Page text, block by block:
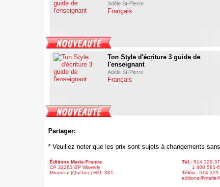
Adèle St-Pierre
Français
Ton Style d'écriture 3 guide de
l'enseignant
Adèle St-Pierre
Français
Partager:
* Veuillez noter que les prix sont sujets à changements
Éditions Marie-France
CP 32263 BP Waverly
Montréal (Québec) H3L 3X1
Tél.: 514 329-
1 800 563-
Téléc.: 514
editions@marie-